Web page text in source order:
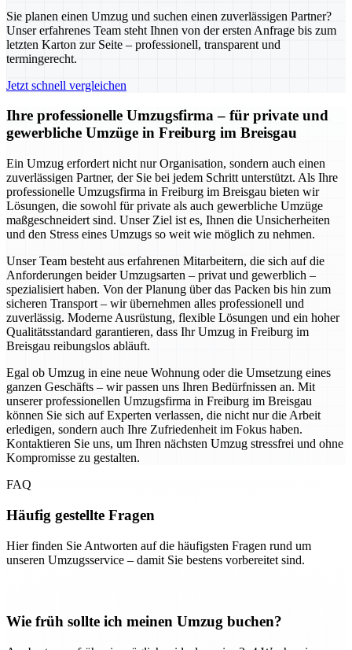
Sie planen einen Umzug und suchen einen zuverlässigen Partner?
Unser erfahrenes Team steht Ihnen von der ersten Anfrage bis zum
letzten Karton zur Seite – professionell, transparent und
termingerecht.
Jetzt schnell vergleichen
Ihre professionelle Umzugsfirma – für private und
gewerbliche Umzüge in Freiburg im Breisgau
Ein Umzug erfordert nicht nur Organisation, sondern auch einen
zuverlässigen Partner, der Sie bei jedem Schritt unterstützt. Als Ihre
professionelle Umzugsfirma in Freiburg im Breisgau bieten wir
Lösungen, die sowohl für private als auch gewerbliche Umzüge
maßgeschneidert sind. Unser Ziel ist es, Ihnen die Unsicherheiten
und den Stress eines Umzugs so weit wie möglich zu nehmen.
Unser Team besteht aus erfahrenen Mitarbeitern, die sich auf die
Anforderungen beider Umzugsarten – privat und gewerblich –
spezialisiert haben. Von der Planung über das Packen bis hin zum
sicheren Transport – wir übernehmen alles professionell und
zuverlässig. Moderne Ausrüstung, flexible Lösungen und ein hoher
Qualitätsstandard garantieren, dass Ihr Umzug in Freiburg im
Breisgau reibungslos abläuft.
Egal ob Umzug in eine neue Wohnung oder die Umsetzung eines
ganzen Geschäfts – wir passen uns Ihren Bedürfnissen an. Mit
unserer professionellen Umzugsfirma in Freiburg im Breisgau
können Sie sich auf Experten verlassen, die nicht nur die Arbeit
erledigen, sondern auch Ihre Zufriedenheit im Fokus haben.
Kontaktieren Sie uns, um Ihren nächsten Umzug stressfrei und ohne
Kompromisse zu gestalten.
FAQ
Häufig gestellte Fragen
Hier finden Sie Antworten auf die häufigsten Fragen rund um
unseren Umzugsservice – damit Sie bestens vorbereitet sind.
Wie früh sollte ich meinen Umzug buchen?